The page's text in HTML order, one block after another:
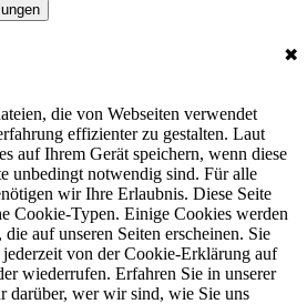
✖
die von Webseiten verwendet
effizienter zu gestalten. Laut
auf Ihrem Gerät speichern, wenn diese
unbedingt notwendig sind. Für alle
wir Ihre Erlaubnis. Diese Seite
Cookie-Typen. Einige Cookies werden
auf unseren Seiten erscheinen. Sie
von der Cookie-Erklärung auf
wiederrufen. Erfahren Sie in unserer
darüber, wer wir sind, wie Sie uns